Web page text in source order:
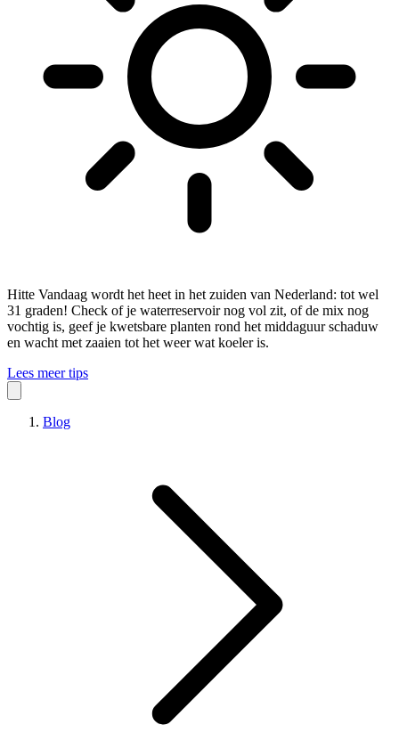
Hitte Vandaag wordt het heet in het zuiden van Nederland: tot wel
31 graden! Check of je waterreservoir nog vol zit, of de mix nog
vochtig is, geef je kwetsbare planten rond het middaguur schaduw
en wacht met zaaien tot het weer wat koeler is.
Lees meer tips
Blog